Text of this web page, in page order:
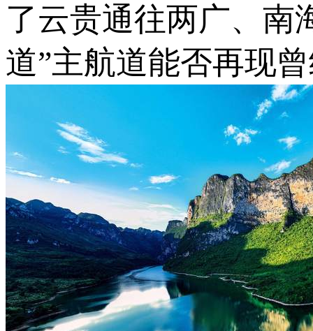
了云贵通往两广、南
道”主航道能否再现